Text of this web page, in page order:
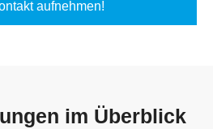
aufnehmen!
im Überblick